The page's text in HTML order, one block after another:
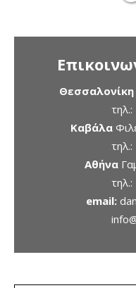
Θεσσαλονίκη
τηλ.:
Καβάλα
τηλ.:
Αθήνα
τηλ.:
email: